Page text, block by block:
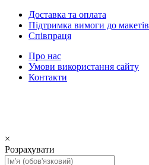
Доставка та оплата
Підтримка вимоги до макетів
Співпраця
Про нас
Умови використання сайту
Контакти
×
Розрахувати